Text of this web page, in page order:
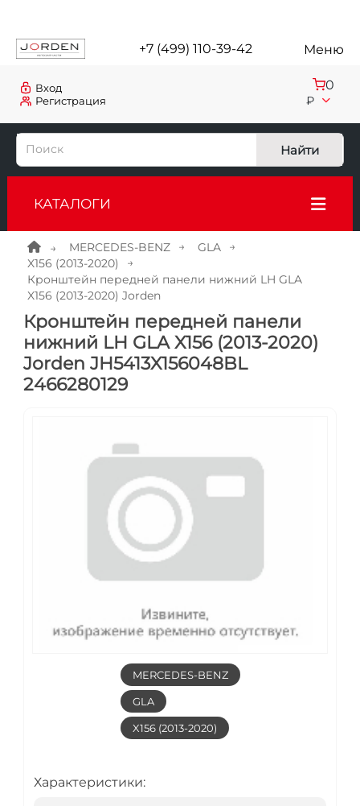
+7 (499) 110-39-42 Меню
Регистрация
Вход 0
₽
Найти
КАТАЛОГИ
MERCEDES-BENZ
GLA
X156 (2013-2020)
Кронштейн передней панели нижний LH GLA
X156 (2013-2020) Jorden
Кронштейн передней панели
нижний LH GLA X156 (2013-2020)
Jorden JH5413X156048BL
2466280129
MERCEDES-BENZ
GLA
X156 (2013-2020)
Характеристики: